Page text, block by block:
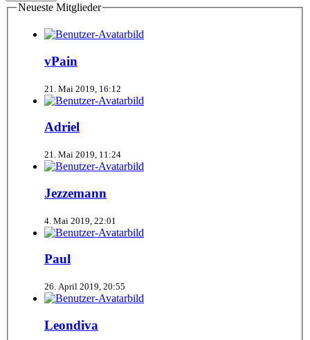
Neueste Mitglieder
vPain
21. Mai 2019, 16:12
Adriel
21. Mai 2019, 11:24
Jezzemann
4. Mai 2019, 22:01
Paul
26. April 2019, 20:55
Leondiva